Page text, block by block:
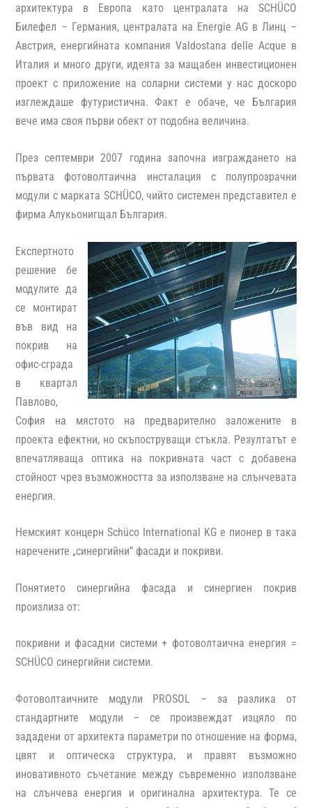
архитектура в Европа като централата на SCHÜCO
Билефел – Германия, централата на Energie AG в Линц –
Австрия, енергийната компания Valdostana delle Acque в
Италия и много други, идеята за мащабен инвестиционен
проект с приложение на соларни системи у нас доскоро
изглеждаше футуристична. Факт е обаче, че България
вече има своя първи обект от подобна величина.
През септември 2007 година започна изграждането на
първата фотоволтаична инсталация с полупрозрачни
модули с марката SCHÜCO, чийто системен представител е
фирма Алукьонигщал България.
Експертното
решение бе
модулите да
се монтират
във вид на
покрив на
офис-сграда
в квартал
Павлово,
София на мястото на предварително заложените в
проекта ефектни, но скъпоструващи стъкла. Резултатът е
впечатляваща оптика на покривната част с добавена
стойност чрез възможността за използване на слънчевата
енергия.
Немският концерн Schüco International KG е пионер в така
наречените „синергийни” фасади и покриви.
Понятието синергийна фасада и синергиен покрив
произлиза от:
покривни и фасадни системи + фотоволтаична енергия =
SCHÜCO синергийни системи.
Фотоволтаичните модули PROSOL – за разлика от
стандартните модули – се произвеждат изцяло по
зададени от архитекта параметри по отношение на форма,
цвят и оптическа структура, и правят възможно
иновативното съчетание между съвременно използване
на слънчева енергия и оригинална архитектура. Те се